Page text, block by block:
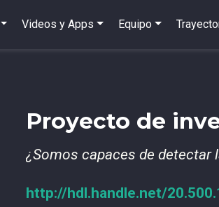
Videos y Apps Equipo
Proyecto de
¿Somos capaces de detectar
http://hdl.handle.net/